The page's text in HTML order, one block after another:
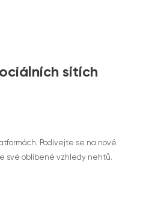
sítích
Podívejte se na nové
své oblíbené vzhledy nehtů.